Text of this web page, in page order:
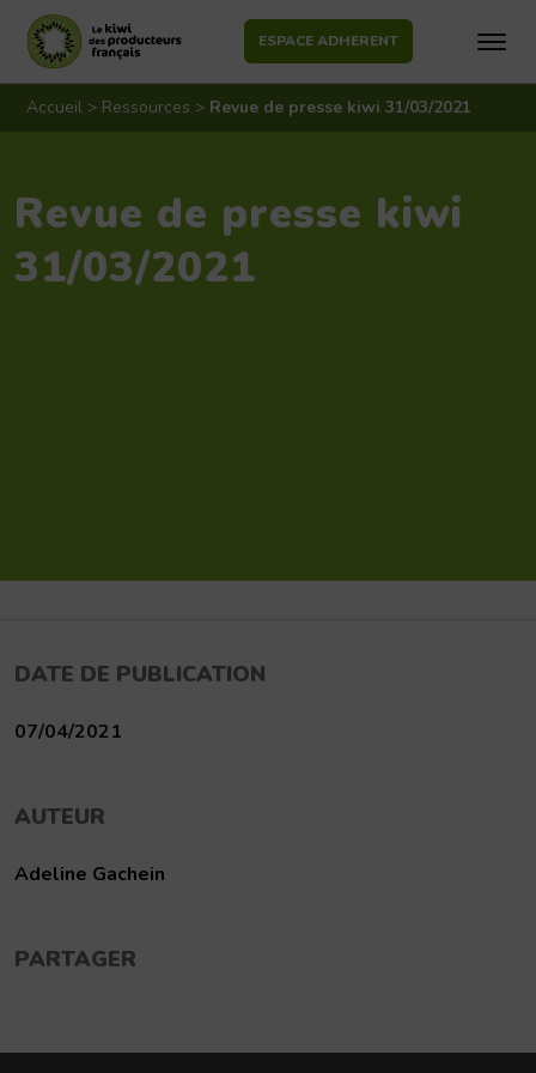
Aller
au
ESPACE ADHERENT
Accueil > Ressources > Revue de presse kiwi 31/03/2021
Revue de presse kiwi
31/03/2021
DATE DE PUBLICATION
07/04/2021
AUTEUR
Adeline Gachein
PARTAGER